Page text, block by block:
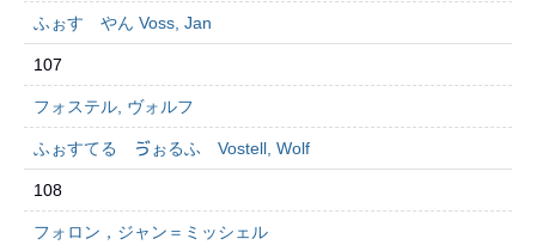
ふぉす やん Voss, Jan
107
フォステル, ヴォルフ
ふぉすてる ゔぉるふ Vostell, Wolf
108
フォロン，ジャン＝ミッシェル